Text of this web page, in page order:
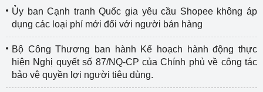
Ủy ban Cạnh tranh Quốc gia yêu cầu Shopee không áp
dụng các loại phí mới đối với người bán hàng
Bộ Công Thương ban hành Kế hoạch hành động thực
hiện Nghị quyết số 87/NQ-CP của Chính phủ về công tác
bảo vệ quyền lợi người tiêu dùng.